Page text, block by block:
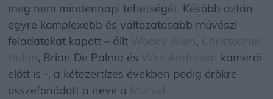
meg nem mindennapi tehetségét. Később aztán
egyre komplexebb és változatosabb művészi
feladatokat kapott – állt
,
, Brian De Palma és
kamerái
előtt is -, a kétezertízes években pedig örökre
összefonódott a neve a